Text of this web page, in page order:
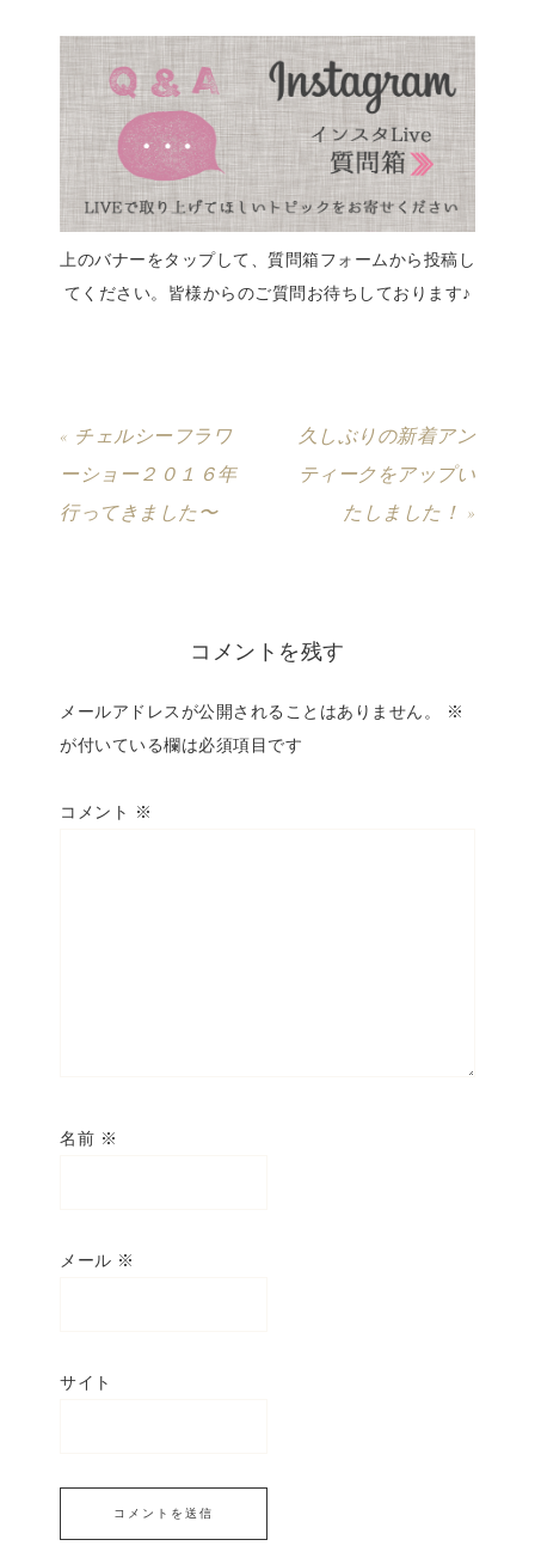
上のバナーをタップして、質問箱フォームから投稿し
てください。皆様からのご質問お待ちしております♪
« チェルシーフラワ
ーショー２０１６年
行ってきました〜
久しぶりの新着アン
ティークをアップい
たしました！ »
コメントを残す
メールアドレスが公開されることはありません。
※
が付いている欄は必須項目です
コメント ※
名前 ※
メール ※
サイト